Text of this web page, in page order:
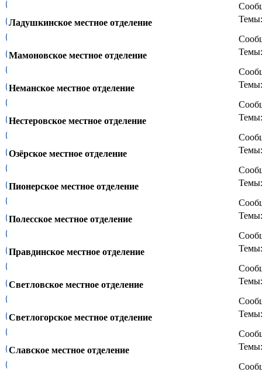
Ладушкинское местное отделение
Мамоновское местное отделение
Неманское местное отделение
Нестеровское местное отделение
Озёрское местное отделение
Пионерское местное отделение
Полесское местное отделение
Правдинское местное отделение
Светловское местное отделение
Светлогорское местное отделение
Славское местное отделение